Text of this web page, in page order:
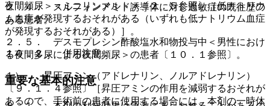
夜間頻尿＞＜ミニリンメルト＞〔２．５参照〕［低ナトリウ
ム血症が発現するおそれがある（いずれも低ナトリウム血症
が発現するおそれがある）］。
１０．２． 併用注意：
１）． 昇圧アミン（アドレナリン、ノルアドレナリン）
〔９．１．４参照〕［昇圧アミンの作用を減弱するおそれが
あるので、手術前の患者に使用する場合には、本剤の一時休
２．４． スルフォンアミド誘導体に対し過敏症の既往歴の
ある患者。
２．５． デスモプレシン酢酸塩水和物投与中＜男性におけ
る夜間多尿による夜間頻尿＞の患者〔１０．１参照〕。
重要な基本的注意